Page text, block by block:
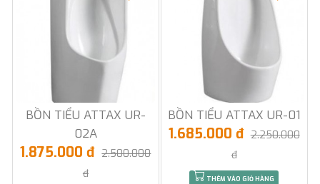
BỒN TIỂU ATTAX UR-
02A
1.875.000 đ 2.500.000
đ
BỒN TIỂU ATTAX UR-01
1.685.000 đ 2.250.000
đ
THÊM VÀO GIỎ HÀNG